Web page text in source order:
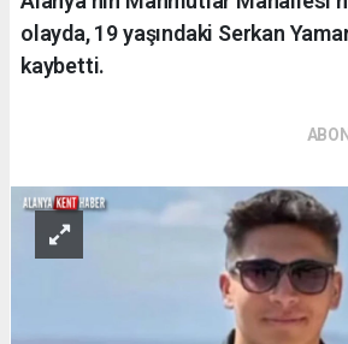
olayda, 19 yaşındaki Serkan
kaybetti.